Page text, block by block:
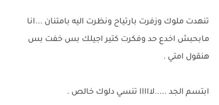
تنهدت ملوك وزفرت بارتياح ونظرت اليه بامتنان ...انا
مابحبش اخدع حد وفكرت كتير اجيلك بس خفت بس
هنقول امتي .
ابتسم الجد .....لااااا تنسي دلوك خالص .